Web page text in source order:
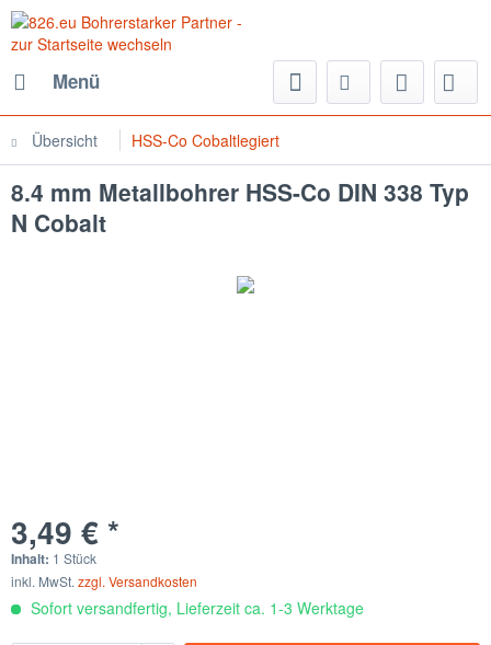
Menü
Übersicht HSS-Co Cobaltlegiert
8.4 mm Metallbohrer HSS-Co DIN 338 Typ
N Cobalt
3,49 € *
Inhalt: 1 Stück
inkl. MwSt. zzgl. Versandkosten
Sofort versandfertig, Lieferzeit ca. 1-3 Werktage